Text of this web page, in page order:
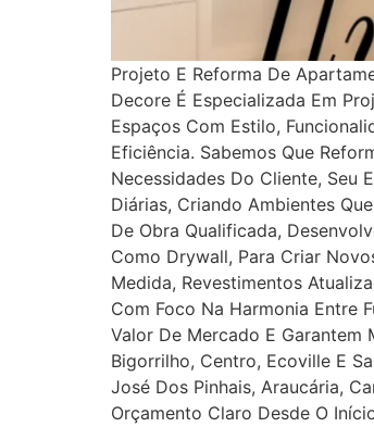
Projeto E Reforma De
Decore É Especializada Em
Espaços Com Estilo,
Eficiência. Sabemos Que
Necessidades Do Cliente, Seu
Diárias, Criando Ambientes
De Obra Qualificada,
Como Drywall, Para Criar
Medida, Revestimentos
Com Foco Na Harmonia Entre
Valor De Mercado E Garantem
Bigorrilho, Centro, Ecoville E
José Dos Pinhais, Araucária,
Orçamento Claro Desde O